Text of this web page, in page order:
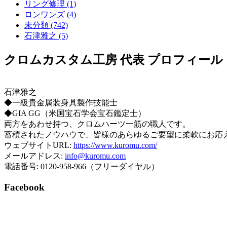
リング修理 (1)
ロンワンズ (4)
未分類 (742)
石津雅之 (5)
クロムカスタム工房 代表 プロフィール
石津雅之
◆一級貴金属装身具製作技能士
◆GIA GG（米国宝石学会宝石鑑定士）
両方をあわせ持つ、クロムハーツ一筋の職人です。
蓄積されたノウハウで、皆様のあらゆるご要望に柔軟にお応
ウェブサイトURL: https://www.kuromu.com/
メールアドレス: info@kuromu.com
電話番号: 0120-958-966（フリーダイヤル）
Facebook